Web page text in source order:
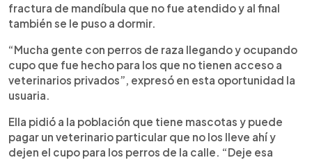
fractura de mandíbula que no fue atendido y al final
también se le puso a dormir.
“Mucha gente con perros de raza llegando y ocupando
cupo que fue hecho para los que no tienen acceso a
veterinarios privados”, expresó en esta oportunidad la
usuaria.
Ella pidió a la población que tiene mascotas y puede
pagar un veterinario particular que no los lleve ahí y
dejen el cupo para los perros de la calle. “Deje esa